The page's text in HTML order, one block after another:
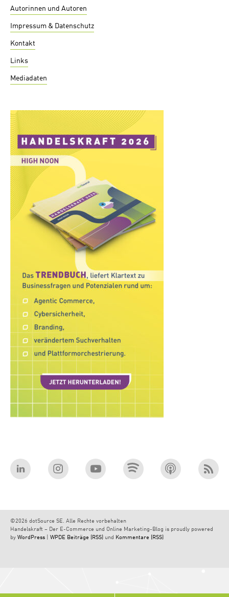
Autorinnen und Autoren
Impressum & Datenschutz
Kontakt
Links
Mediadaten
©2026 dotSource SE. Alle Rechte vorbehalten
Handelskraft – Der E-Commerce und Online Marketing-Blog is proudly powered
by WordPress WPDE Beiträge (RSS) und Kommentare (RSS)